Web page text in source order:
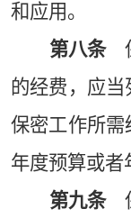
和应用。
第八条保
的经费，应
保密工作所需
年度预算或者
第九条保